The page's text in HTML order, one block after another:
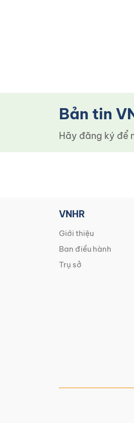
Bản tin
Hãy đăng ký để
VNHR
Giới thiệu
Ban điều hành
Trụ sở